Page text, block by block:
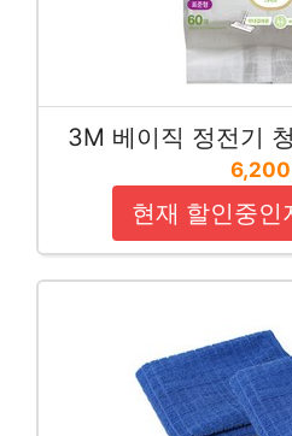
3M 베이직 정전기
6,200
현재 할인중인